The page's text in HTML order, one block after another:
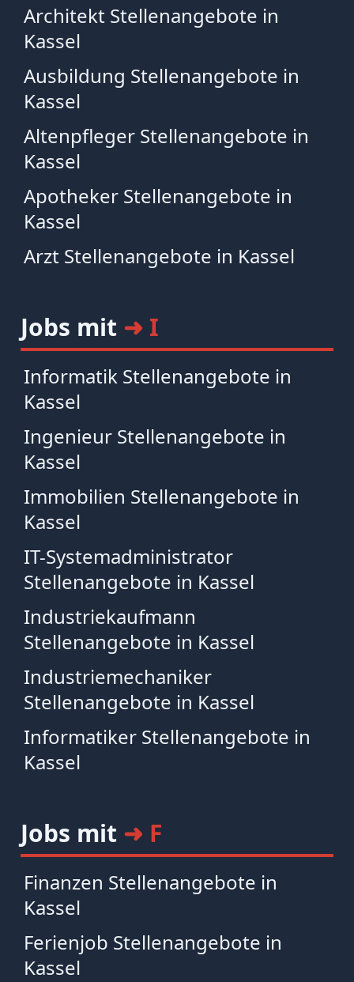
Architekt Stellenangebote in
Kassel
Ausbildung Stellenangebote in
Kassel
Altenpfleger Stellenangebote in
Kassel
Apotheker Stellenangebote in
Kassel
Arzt Stellenangebote in Kassel
Jobs mit ➜ I
Informatik Stellenangebote in
Kassel
Ingenieur Stellenangebote in
Kassel
Immobilien Stellenangebote in
Kassel
IT-Systemadministrator
Stellenangebote in Kassel
Industriekaufmann
Stellenangebote in Kassel
Industriemechaniker
Stellenangebote in Kassel
Informatiker Stellenangebote in
Kassel
Jobs mit ➜ F
Finanzen Stellenangebote in
Kassel
Ferienjob Stellenangebote in
Kassel